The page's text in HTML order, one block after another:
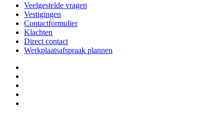
Veelgestelde vragen
Vestigingen
Contactformulier
Klachten
Direct contact
Werkplaatsafspraak plannen